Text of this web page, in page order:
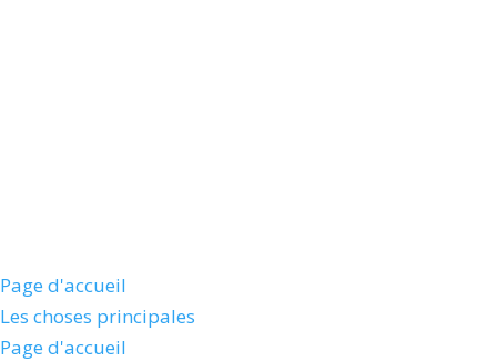
Page d'accueil
Les choses principales
Page d'accueil